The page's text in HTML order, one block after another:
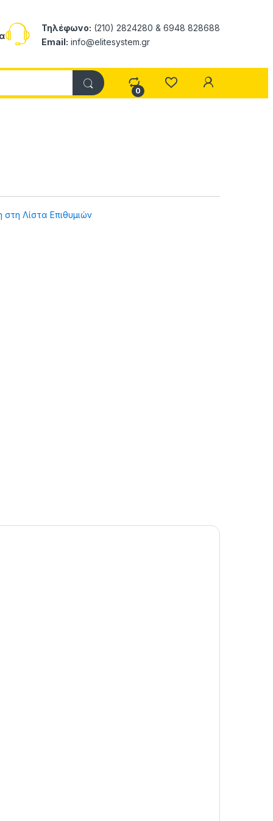
Τηλέφωνο: (210) 2824280 & 6948 828688
Email: info@elitesystem.gr
0
στη Λίστα Επιθυμιών